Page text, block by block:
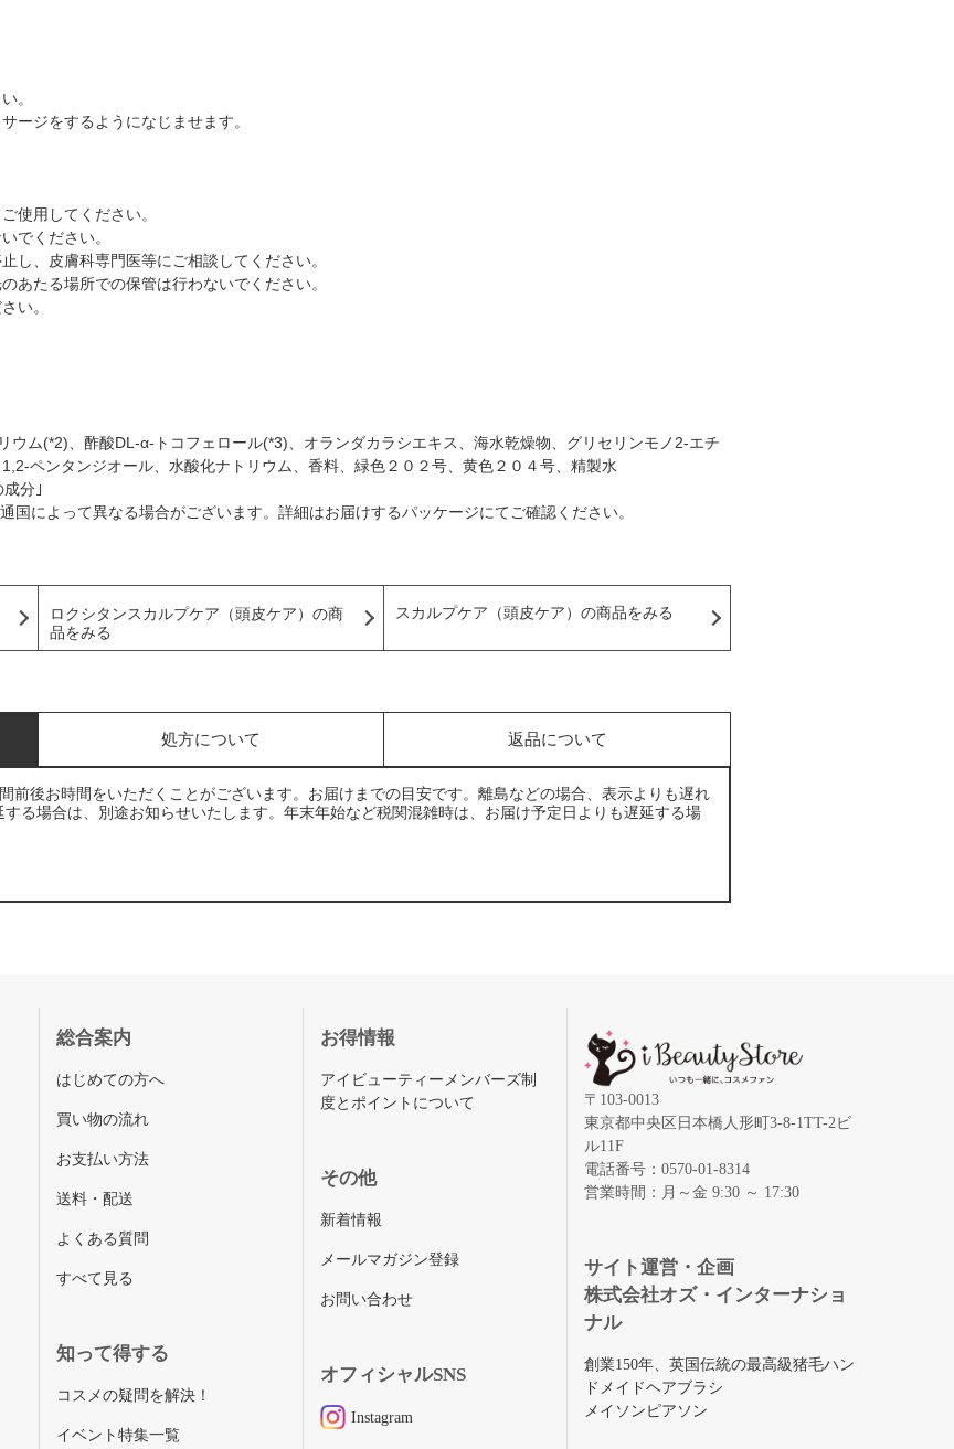
。
ージをするようになじませます。
使用してください。
でください。
し、皮膚科専門医等にご相談してください。
あたる場所での保管は行わないでください。
い。
ウム(*2)、酢酸DL-α-トコフェロール(*3)、オランダカラシエキス、海水乾燥物、グリセリンモノ2-エチ
ペンタンジオール、水酸化ナトリウム、香料、緑色２０２号、黄色２０４号、精製水
分｣
によって異なる場合がございます。詳細はお届けするパッケージにてご確認ください。
ロクシタンスカルプケア（頭皮ケア）の商
品をみる
スカルプケア（頭皮ケア）の商品をみる
処方について 返品について
前後お時間をいただくことがございます。お届けまでの目安です。離島などの場合、表示よりも遅れ
る場合は、別途お知らせいたします。年末年始など税関混雑時は、お届け予定日よりも遅延する場
総合案内
はじめての方へ
買い物の流れ
お支払い方法
送料・配送
よくある質問
すべて見る
知って得する
コスメの疑問を解決！
イベント特集一覧
お得情報
アイビューティーメンバーズ制
度とポイントについて
その他
新着情報
メールマガジン登録
お問い合わせ
オフィシャルSNS
Instagram
〒103-0013
東京都中央区日本橋人形町3-8-1TT-2ビ
ル11F
電話番号：0570-01-8314
営業時間：月～金 9:30 ～ 17:30
サイト運営・企画
株式会社オズ・インターナショ
ナル
創業150年、英国伝統の最高級猪毛ハン
ドメイドヘアブラシ
メイソンピアソン